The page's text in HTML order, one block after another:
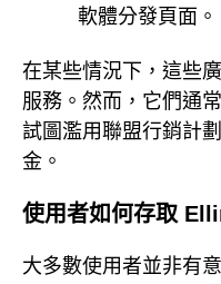
軟體分發頁面。
在某些情況下，這些
服務。然而，它們通
試圖濫用聯盟行銷計
金。
使用者如何存取
大多數使用者並非有